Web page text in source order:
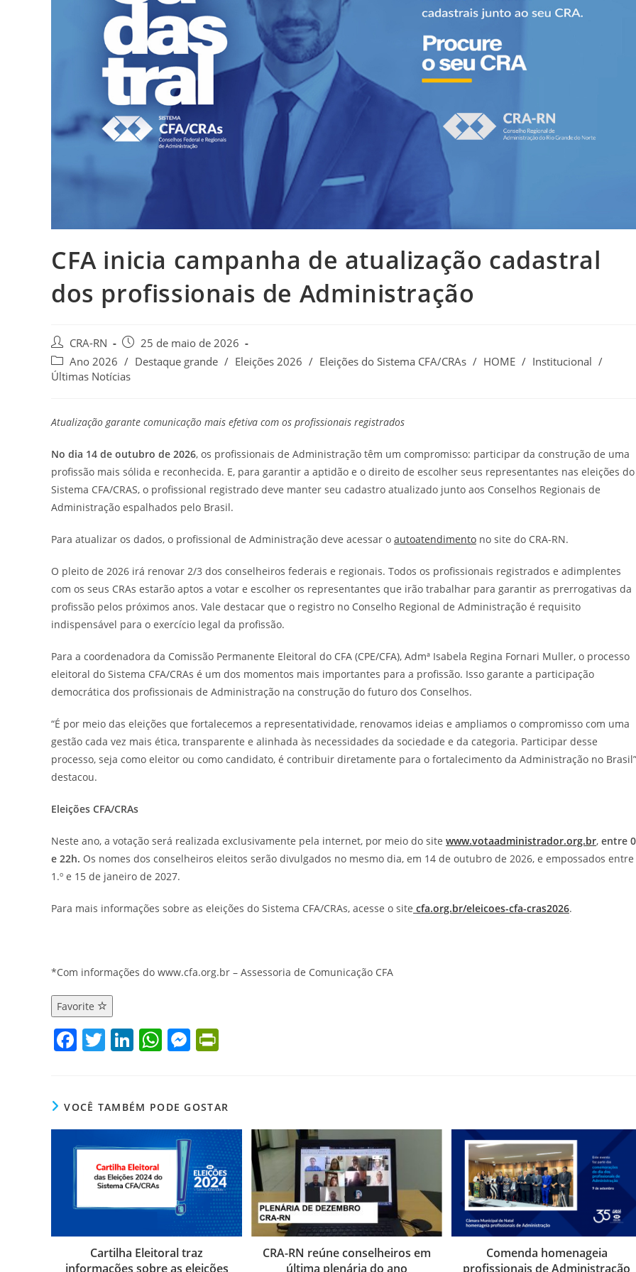
CFA inicia campanha de atualização cadastral
dos profissionais de Administração
Autor
do
post:
CRA-RN
Post
publicado:
25 de maio de 2026
Categoria
do
Ano 2026 / Destaque grande / Eleições 2026 / Eleições do Sistema CFA/CRAs / HOME / Institucional /
Últimas Notícias
Atualização garante comunicação mais efetiva com os profissionais registrados
No dia 14 de outubro de 2026, os profissionais de Administração têm um compromisso: participar da construção de uma
profissão mais sólida e reconhecida. E, para garantir a aptidão e o direito de escolher seus representantes nas eleições do
Sistema CFA/CRAS, o profissional registrado deve manter seu cadastro atualizado junto aos Conselhos Regionais de
Administração espalhados pelo Brasil.
Para atualizar os dados, o profissional de Administração deve acessar o autoatendimento no site do CRA-RN.
O pleito de 2026 irá renovar 2/3 dos conselheiros federais e regionais. Todos os profissionais registrados e adimplentes
com os seus CRAs estarão aptos a votar e escolher os representantes que irão trabalhar para garantir as prerrogativas da
profissão pelos próximos anos. Vale destacar que o registro no Conselho Regional de Administração é requisito
indispensável para o exercício legal da profissão.
Para a coordenadora da Comissão Permanente Eleitoral do CFA (CPE/CFA), Admª Isabela Regina Fornari Muller, o processo
eleitoral do Sistema CFA/CRAs é um dos momentos mais importantes para a profissão. Isso garante a participação
democrática dos profissionais de Administração na construção do futuro dos Conselhos.
“É por meio das eleições que fortalecemos a representatividade, renovamos ideias e ampliamos o compromisso com uma
gestão cada vez mais ética, transparente e alinhada às necessidades da sociedade e da categoria. Participar desse
processo, seja como eleitor ou como candidato, é contribuir diretamente para o fortalecimento da Administração no
destacou.
Eleições CFA/CRAs
Neste ano, a votação será realizada exclusivamente pela internet, por meio do site www.votaadministrador.org.br, entre
e 22h. Os nomes dos conselheiros eleitos serão divulgados no mesmo dia, em 14 de outubro de 2026, e empossados entre
1.º e 15 de janeiro de 2027.
Para mais informações sobre as eleições do Sistema CFA/CRAs, acesse o site cfa.org.br/eleicoes-cfa-cras2026.
*Com informações do www.cfa.org.br – Assessoria de Comunicação CFA
Favorite
F
e
b
o
k
T
er
Li
e
dI
n
W
s
A
p
p
M
e
n
g
er
ri
e
n
dl
y
VOCÊ TAMBÉM PODE GOSTAR
Cartilha Eleitoral traz
informações sobre as eleições
CRA-RN reúne conselheiros em
última plenária do ano
Comenda homenageia
profissionais de Administração